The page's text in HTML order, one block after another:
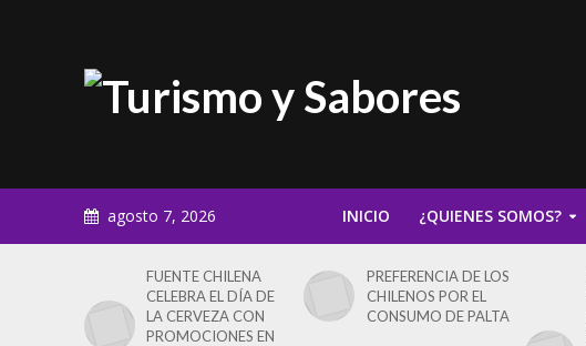
agosto 7, 2026 INICIO ¿QUIENES SOMOS?
FUENTE CHILENA
CELEBRA EL DÍA DE
LA CERVEZA CON
PROMOCIONES EN
PREFERENCIA DE LOS
CHILENOS POR EL
CONSUMO DE PALTA